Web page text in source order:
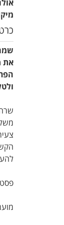
את
מועמד ל-5 פרסי